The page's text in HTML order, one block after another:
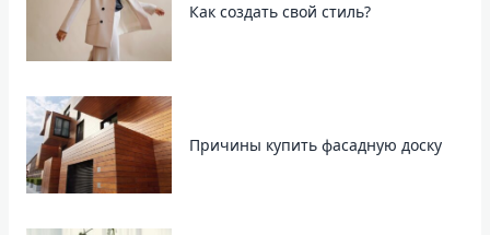
Как создать свой стиль?
Причины купить фасадную доску